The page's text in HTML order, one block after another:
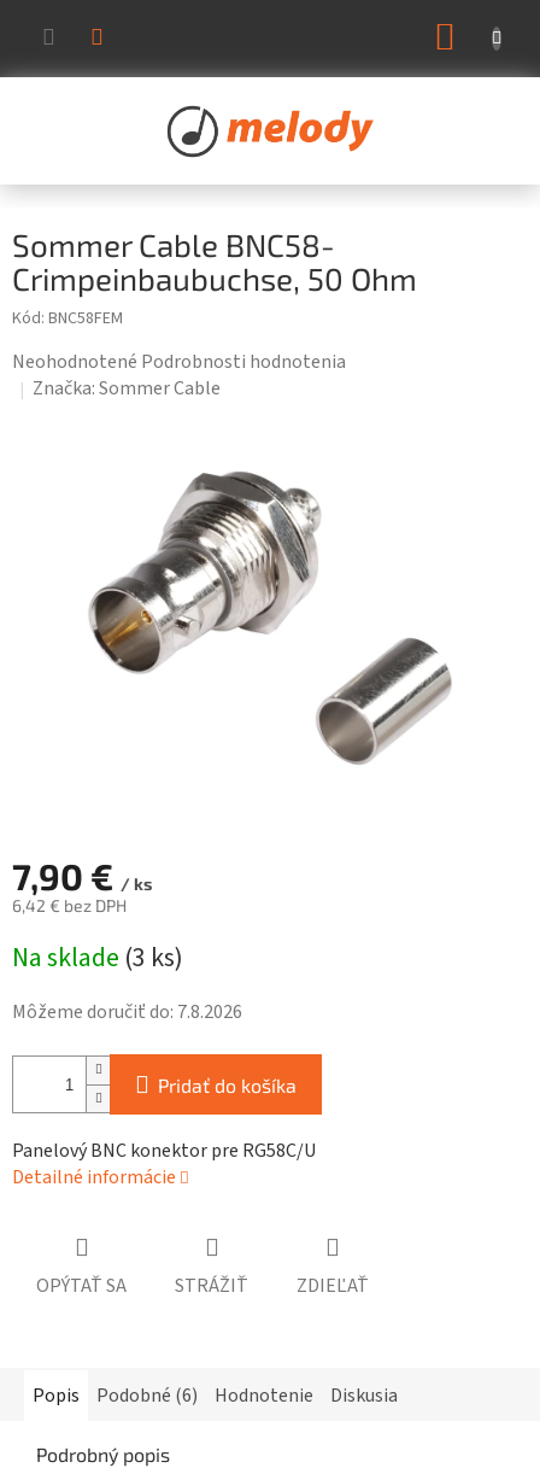
obsah
Sommer Cable BNC58-
Crimpeinbaubuchse, 50 Ohm
Kód: BNC58FEM
Priemerné
hodnotenie
Neohodnotené Podrobnosti hodnotenia
Značka:Sommer Cable
7,90 € / ks
6,42 € bez DPH
cena:
Na sklade (3 ks)
Môžeme doručiť do: 7.8.2026
Pridať do košíka
Panelový BNC konektor pre RG58C/U
Detailné informácie
OPÝTAŤ SA STRÁŽIŤ ZDIEĽAŤ
Popis Podobné (6) Hodnotenie Diskusia
Podrobný popis